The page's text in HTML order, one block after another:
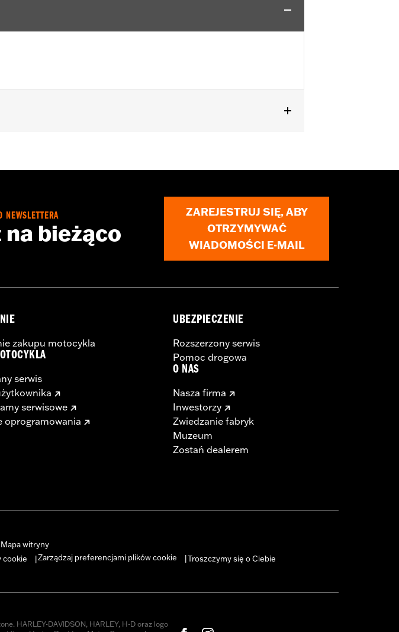
NEWSLETTERA
na bieżąco
ZAREJESTRUJ SIĘ, ABY
OTRZYMYWAĆ
WIADOMOŚCI E-MAIL
zakupu motocykla
serwis
serwisowe
oprogramowania
UBEZPIECZENIE
Rozszerzony serwis
Pomoc drogowa
O NAS
Nasza firma
Inwestorzy
Zwiedzanie fabryk
Muzeum
Zostań dealerem
Mapa witryny
cookie Zarządzaj preferencjami plików cookie Troszczymy się o Ciebie
HARLEY-DAVIDSON, HARLEY, H-D oraz logo